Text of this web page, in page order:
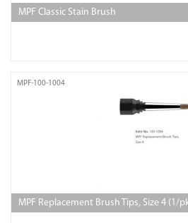
MPF Classic Stain Brush
MPF-100-1004
MPF Replacement Brush Tips, Size 4 (1/